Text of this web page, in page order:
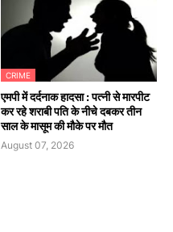
CRIME
एमपी में दर्दनाक हादसा : पत्नी से मारपीट
कर रहे शराबी पति के नीचे दबकर तीन
साल के मासूम की मौके पर मौत
August 07, 2026